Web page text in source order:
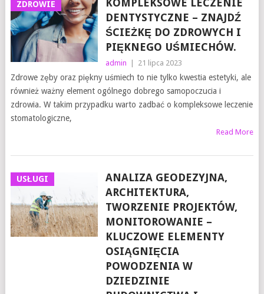
ZDROWIE
KOMPLEKSOWE LECZENIE
DENTYSTYCZNE – ZNAJDŹ
ŚCIEŻKĘ DO ZDROWYCH I
PIĘKNEGO UŚMIECHÓW.
admin 21 lipca 2023
Zdrowe zęby oraz piękny uśmiech to nie tylko kwestia estetyki, ale
również ważny element ogólnego dobrego samopoczucia i
zdrowia. W takim przypadku warto zadbać o kompleksowe leczenie
stomatologiczne,
Read More
USŁUGI
ANALIZA GEODEZYJNA,
ARCHITEKTURA,
TWORZENIE PROJEKTÓW,
MONITOROWANIE –
KLUCZOWE ELEMENTY
OSIĄGNIĘCIA
POWODZENIA W
DZIEDZINIE